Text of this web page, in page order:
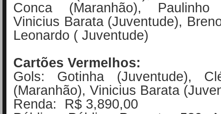
Conca (Maranhão), Paulinho
Vinicius Barata (Juventude),
Leonardo ( Juventude)
Cartões Vermelhos:
Gols: Gotinha (Juventude),
(Maranhão), Vinicius Barata
Renda: R$ 3,890,00